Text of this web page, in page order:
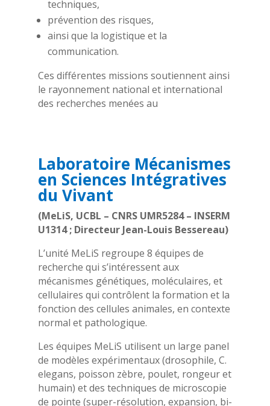
techniques,
prévention des risques,
ainsi que la logistique et la
communication.
Ces différentes missions soutiennent ainsi
le rayonnement national et international
des recherches menées au
Laboratoire Mécanismes
en Sciences Intégratives
du Vivant
(MeLiS, UCBL – CNRS UMR5284 – INSERM
U1314 ; Directeur Jean-Louis Bessereau)
L’unité MeLiS regroupe 8 équipes de
recherche qui s’intéressent aux
mécanismes génétiques, moléculaires, et
cellulaires qui contrôlent la formation et la
fonction des cellules animales, en contexte
normal et pathologique.
Les équipes MeLiS utilisent un large panel
de modèles expérimentaux (drosophile, C.
elegans, poisson zèbre, poulet, rongeur et
humain) et des techniques de microscopie
de pointe (super-résolution, expansion, bi-